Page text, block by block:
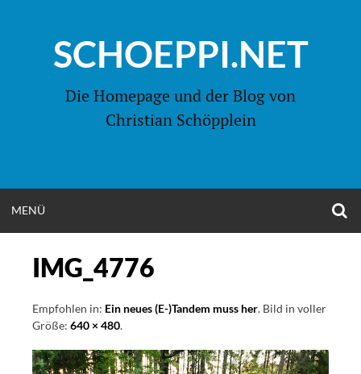
springenSCHOEPPI.NET
Die Homepage und der Blog von
Christian Schöpplein
MENÜ
IMG_4776
Empfohlen in: Ein neues (E-)Tandem muss her. Bild in voller
Größe: 640 × 480.